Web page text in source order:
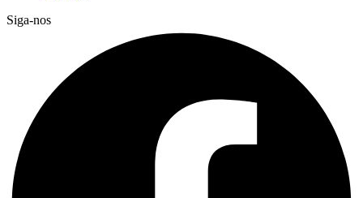
Siga-nos